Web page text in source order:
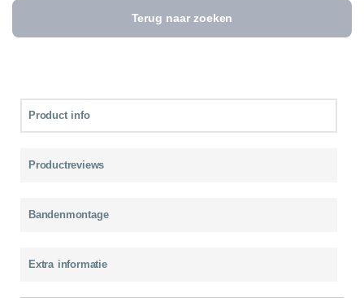
Terug naar zoeken
Product info
Productreviews
Bandenmontage
Extra informatie